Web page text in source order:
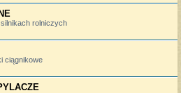
rolniczych
ciągnikowe